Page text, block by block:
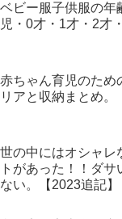
ベビー服子供服の年
児・0才・1才・2才
赤ちゃん育児のため
リアと収納まとめ。
世の中にはオシャレ
トがあった！！ダサ
ない。【2023追記】